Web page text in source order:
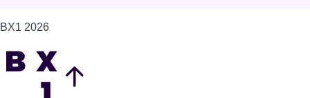
BX1 2026